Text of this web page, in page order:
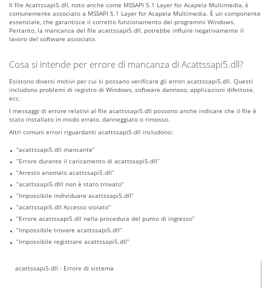
Il file Acattssapi5.dll, noto anche come MSSAPI 5.1 Layer for Acapela Multimedia, è
comunemente associato a MSSAPI 5.1 Layer for Acapela Multimedia. È un componente
essenziale, che garantisce il corretto funzionamento dei programmi Windows.
Pertanto, la mancanza del file acattssapi5.dll, potrebbe influire negativamente il
lavoro del software associato.
Cosa si intende per errore di mancanza di Acattssapi5.dll?
Esistono diversi motivi per cui si possano verificare gli errori acattssapi5.dll. Questi
includono problemi di registro di Windows, software dannoso, applicazioni difettose,
ecc.
I messaggi di errore relativi al file acattssapi5.dll possono anche indicare che il file è
stato installato in modo errato, danneggiato o rimosso.
Altri comuni errori riguardanti acattssapi5.dll includono:
“acattssapi5.dll mancante”
“Errore durante il caricamento di acattssapi5.dll”
“Arresto anomalo acattssapi5.dll”
“acattssapi5.dlll non è stato trovato”
“Impossibile individuare acattssapi5.dll”
“acattssapi5.dll Accesso violato”
“Errore acattssapi5.dll nella procedura del punto di ingresso”
“Impossibile trovare acattssapi5.dll”
“Impossibile registrare acattssapi5.dll”
acattssapi5.dll - Errore di sistema